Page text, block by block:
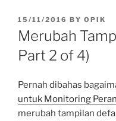
POSTED
ON
15/11/2016 BY OPIK
Merubah
Part 2 of 4)
Pernah dibahas
untuk Monitoring
merubah tampilan